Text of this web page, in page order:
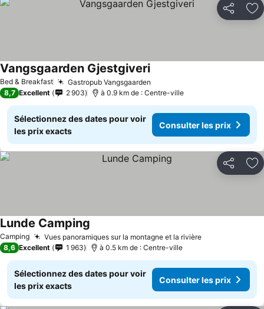
Partager
Bed & Breakfast Gastropub Vangsgaarden
Vangsgaarden Gjestgiveri
8,7 Excellent 2 903 à 0.9 km de : Centre-ville
Sélectionnez des dates pour voir
les prix exacts
Consulter les prix
Partager
Camping Vues panoramiques sur la montagne et la rivière
Lunde Camping
8,6 Excellent 1 963 à 0.5 km de : Centre-ville
Sélectionnez des dates pour voir
les prix exacts
Consulter les prix